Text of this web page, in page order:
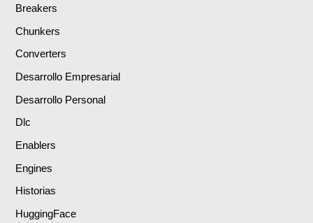
Breakers
Chunkers
Converters
Desarrollo Empresarial
Desarrollo Personal
Dlc
Enablers
Engines
Historias
HuggingFace